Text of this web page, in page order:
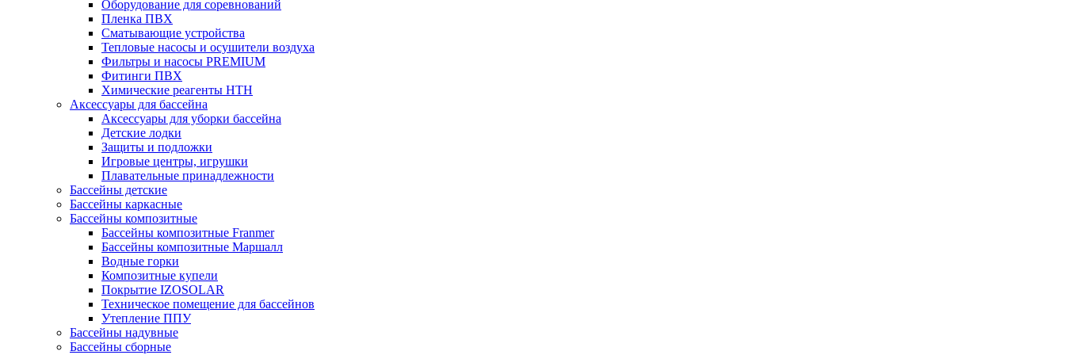
Оборудование для соревнований
Пленка ПВХ
Сматывающие устройства
Тепловые насосы и осушители воздуха
Фильтры и насосы PREMIUM
Фитинги ПВХ
Химические реагенты HTH
Аксессуары для бассейна
Аксессуары для уборки бассейна
Детские лодки
Защиты и подложки
Игровые центры, игрушки
Плавательные принадлежности
Бассейны детские
Бассейны каркасные
Бассейны композитные
Бассейны композитные Franmer
Бассейны композитные Маршалл
Водные горки
Композитные купели
Покрытие IZOSOLAR
Техническое помещение для бассейнов
Утепление ППУ
Бассейны надувные
Бассейны сборные